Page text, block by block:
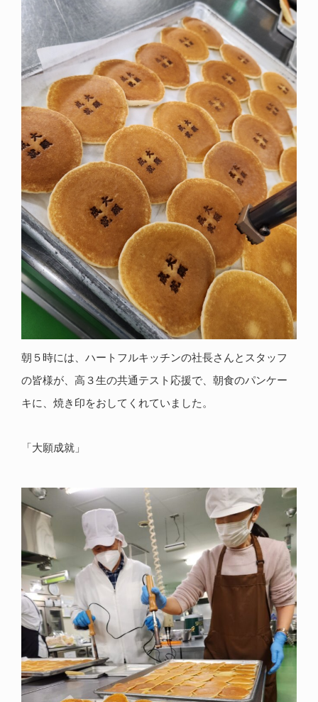
朝５時には、ハートフルキッチンの社長さんとスタッフ
の皆様が、高３生の共通テスト応援で、朝食のパンケー
キに、焼き印をおしてくれていました。
「大願成就」